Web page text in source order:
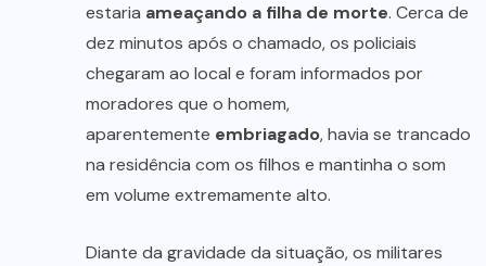
estaria ameaçando a filha de morte. Cerca de
dez minutos após o chamado, os policiais
chegaram ao local e foram informados por
moradores que o homem,
aparentemente embriagado, havia se trancado
na residência com os filhos e mantinha o som
em volume extremamente alto.
Diante da gravidade da situação, os militares